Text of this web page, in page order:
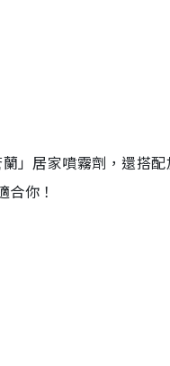
」居家噴霧劑，還搭配
你！